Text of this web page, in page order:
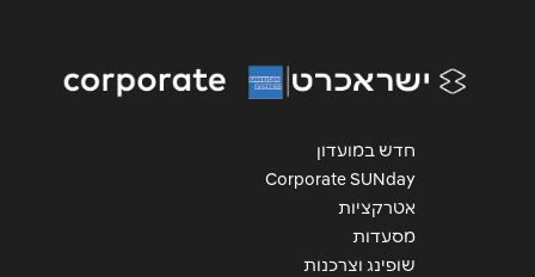
אנא חזרו אלי בקשר ל...
הודעה*
חדש במועדון
Corporate SUNday
אטרקציות
מסעדות
שופינג וצרכנות